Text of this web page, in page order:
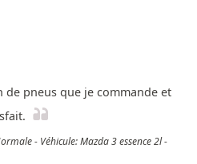
de pneus que je commande et
- Véhicule: Mazda 3 essence 2l -